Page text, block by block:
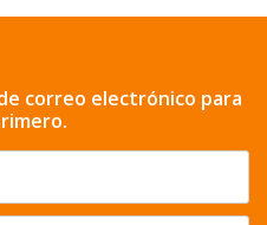
correo electrónico para